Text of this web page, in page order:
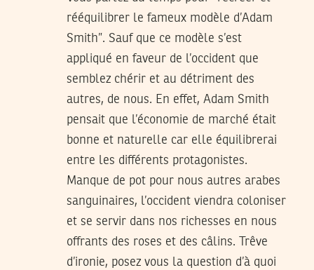
rééquilibrer le fameux modèle d’Adam
Smith”. Sauf que ce modèle s’est
appliqué en faveur de l’occident que
semblez chérir et au détriment des
autres, de nous. En effet, Adam Smith
pensait que l’économie de marché était
bonne et naturelle car elle équilibrerai
entre les différents protagonistes.
Manque de pot pour nous autres arabes
sanguinaires, l’occident viendra coloniser
et se servir dans nos richesses en nous
offrants des roses et des câlins. Trêve
d’ironie, posez vous la question d’à quoi